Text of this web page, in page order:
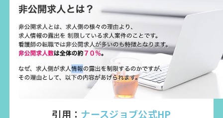
引用： ナースジョブ公式HP